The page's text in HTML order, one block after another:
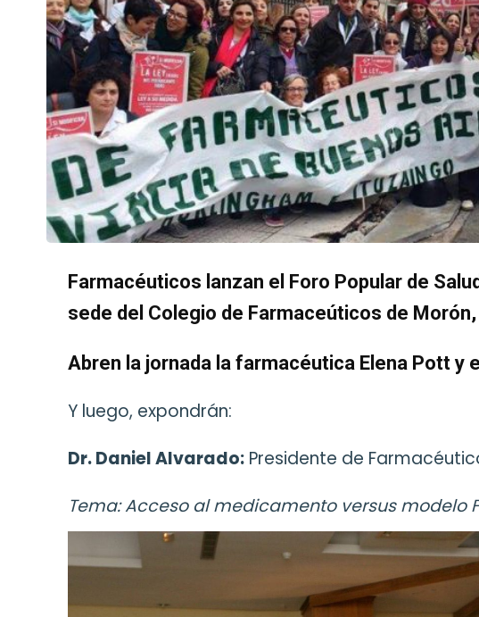
Farmacéuticos lanzan el Foro Popular de
sede del Colegio de Farmaceúticos de
Abren la jornada la farmacéutica Elena Pott y
Y luego, expondrán:
Dr. Daniel Alvarado: Presidente de
Tema: Acceso al medicamento versus modelo